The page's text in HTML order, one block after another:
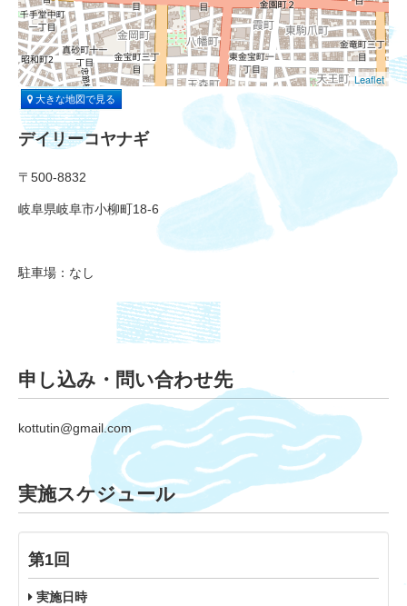
Leaflet
大きな地図で見る
デイリーコヤナギ
〒500-8832
岐阜県岐阜市小柳町18-6
駐車場：なし
申し込み・問い合わせ先
kottutin@gmail.com
実施スケジュール
第1回
実施日時